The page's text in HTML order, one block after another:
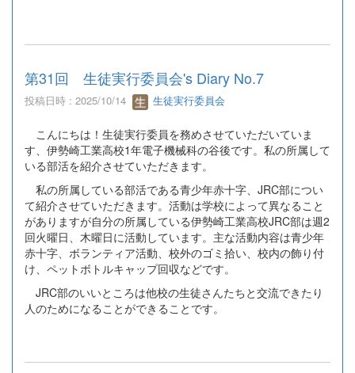
第31回 生徒実行委員会's Diary No.7
投稿日時 : 2025/10/14 生徒実行委員会
こんにちは！生徒実行委員を務めさせていただいていま
す、伊勢崎工業高校1年電子機械科の谷後です。私の所属して
いる部活を紹介させていただきます。
私の所属している部活である青少年赤十字、JRC部につい
て紹介させていただきます。活動は学校によって異なること
がありますが自分の所属している伊勢崎工業高校JRC部は週2
回火曜日、木曜日に活動しています。主な活動内容は青少年
赤十字、ボランティア活動、校外のゴミ拾い、校内の飾り付
け、ペットボトルキャップ回収などです。
JRC部のいいところは他校の生徒さんたちと交流できたり
人のためになることができることです。